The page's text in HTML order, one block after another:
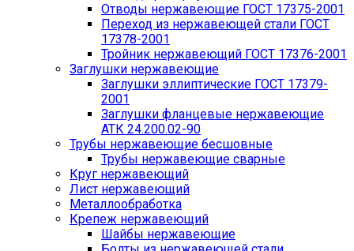
Отводы нержавеющие ГОСТ 17375-2001
Переход из нержавеющей стали ГОСТ
17378-2001
Тройник нержавеющий ГОСТ 17376-2001
Заглушки нержавеющие
Заглушки эллиптические ГОСТ 17379-
2001
Заглушки фланцевые нержавеющие
АТК 24.200.02-90
Трубы нержавеющие бесшовные
Трубы нержавеющие сварные
Круг нержавеющий
Лист нержавеющий
Металлообработка
Крепеж нержавеющий
Шайбы нержавеющие